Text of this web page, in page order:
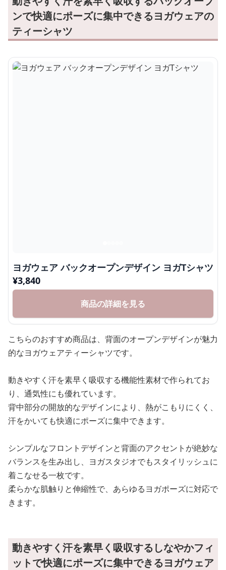
ンで快適にポーズに集中できるヨガウェアの
ティーシャツ
ヨガウェア バックオープンデザイン ヨガTシャツ
¥3,840
商品の詳細を見る
こちらのおすすめ商品は、背面のオープンデザインが魅力
的なヨガウェアティーシャツです。
動きやすく汗を素早く吸収する機能性素材で作られてお
り、通気性にも優れています。
背中部分の開放的なデザインにより、熱がこもりにくく、
汗をかいても快適にポーズに集中できます。
シンプルなフロントデザインと背面のアクセントが絶妙な
バランスを生み出し、ヨガスタジオでもスタイリッシュに
着こなせる一枚です。
柔らかな肌触りと伸縮性で、あらゆるヨガポーズに対応で
きます。
動きやすく汗を素早く吸収するしなやかフィ
ットで快適にポーズに集中できるヨガウェア